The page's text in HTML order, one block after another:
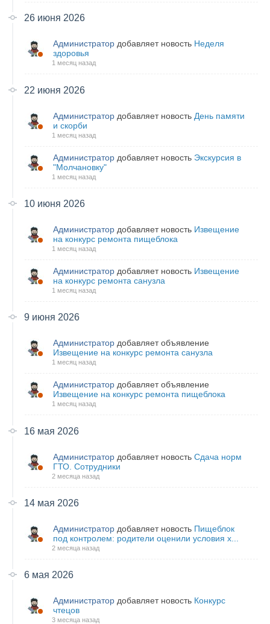
26 июня 2026
Администратор добавляет новость Неделя
здоровья
1 месяц назад
22 июня 2026
Администратор добавляет новость День памяти
и скорби
1 месяц назад
Администратор добавляет новость Экскурсия в
"Молчановку"
1 месяц назад
10 июня 2026
Администратор добавляет новость Извещение
на конкурс ремонта пищеблока
1 месяц назад
Администратор добавляет новость Извещение
на конкурс ремонта санузла
1 месяц назад
9 июня 2026
Администратор добавляет объявление
Извещение на конкурс ремонта санузла
1 месяц назад
Администратор добавляет объявление
Извещение на конкурс ремонта пищеблока
1 месяц назад
16 мая 2026
Администратор добавляет новость Сдача норм
ГТО. Сотрудники
2 месяца назад
14 мая 2026
Администратор добавляет новость Пищеблок
под контролем: родители оценили условия х...
2 месяца назад
6 мая 2026
Администратор добавляет новость Конкурс
чтецов
3 месяца назад